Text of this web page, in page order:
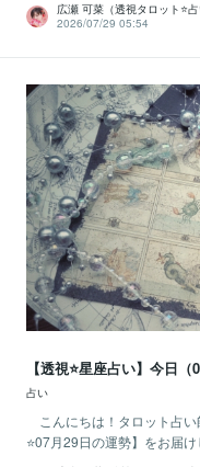
広瀬 可菜（透視タロット⭐占
2026/07/29 05:54
【透視⭐️星座占い】今日
占い
こんにちは！タロット占
⭐07月29日の運勢】をお届